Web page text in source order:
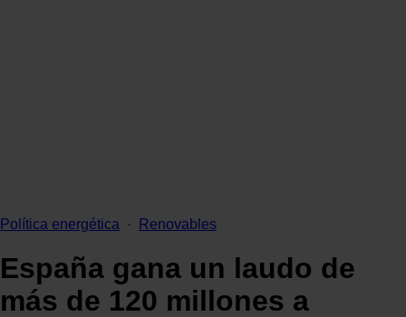
Política energética · Renovables
España gana un laudo de
más de 120 millones a